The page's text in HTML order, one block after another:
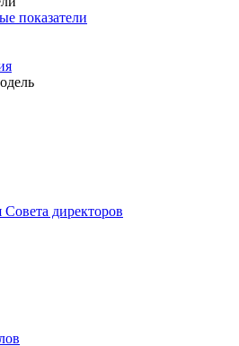
показатели
директоров